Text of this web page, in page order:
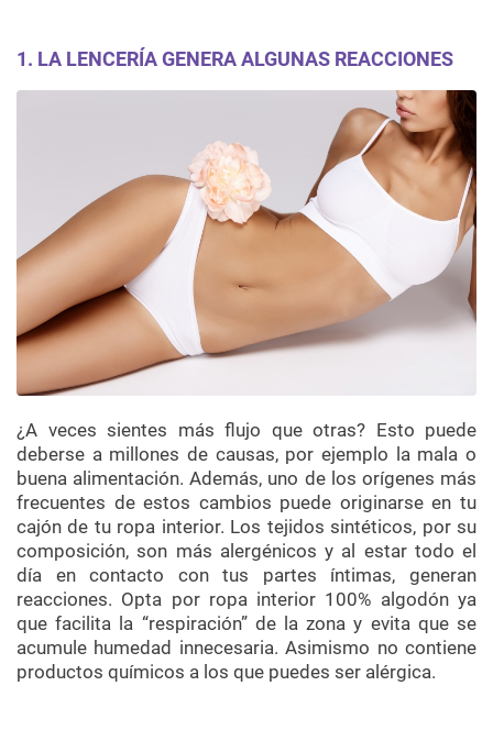
1. LA LENCERÍA GENERA ALGUNAS REACCIONES
¿A veces sientes más flujo que otras? Esto puede
deberse a millones de causas, por ejemplo la mala o
buena alimentación. Además, uno de los orígenes más
frecuentes de estos cambios puede originarse en tu
cajón de tu ropa interior. Los tejidos sintéticos, por su
composición, son más alergénicos y al estar todo el
día en contacto con tus partes íntimas, generan
reacciones. Opta por ropa interior 100% algodón ya
que facilita la “respiración” de la zona y evita que se
acumule humedad innecesaria. Asimismo no contiene
productos químicos a los que puedes ser alérgica.